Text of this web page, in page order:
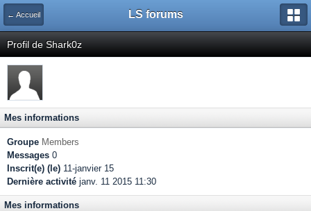
← Accueil LS forums
Profil de Shark0z
Mes informations
Groupe Members
Messages 0
Inscrit(e) (le) 11-janvier 15
Dernière activité janv. 11 2015 11:30
Mes informations